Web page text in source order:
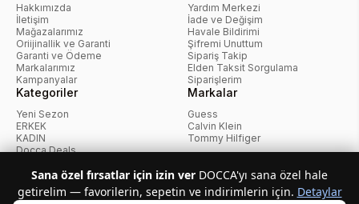
Hakkımızda
İletişim
Mağazalarımız
Oriijinallik ve Garanti
Garanti ve Ödeme
Markalarımız
Kampanyalar
Yardım Merkezi
İade ve Değişim
Havale Bildirimi
Şifremi Unuttum
Sipariş Takip
Elden Taksit Sorgulama
Siparişlerim
Kategoriler
Yeni Sezon
ERKEK
KADIN
Docca Deals
Markalar
Guess
Calvin Klein
Tommy Hilfiger
Sana özel fırsatlar için izin ver DOCCA'yı sana özel hale
getirelim — favorilerin, sepetin ve indirimlerin için. Detaylar